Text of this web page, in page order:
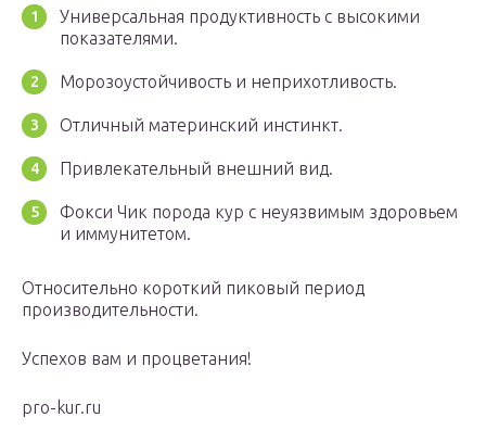
Универсальная продуктивность с высокими
показателями.
Морозоустойчивость и неприхотливость.
Отличный материнский инстинкт.
Привлекательный внешний вид.
Фокси Чик порода кур с неуязвимым здоровьем
и иммунитетом.
Относительно короткий пиковый период
производительности.
Успехов вам и процветания!
pro-kur.ru